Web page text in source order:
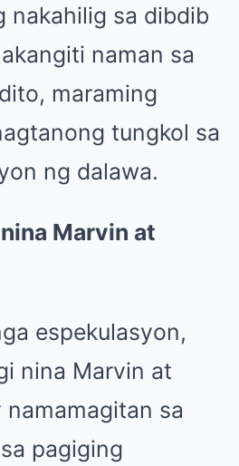
nakahilig sa dibdib
naman sa
maraming
tungkol sa
ng dalawa.
Marvin at
espekulasyon,
nina Marvin at
namamagitan sa
pagiging